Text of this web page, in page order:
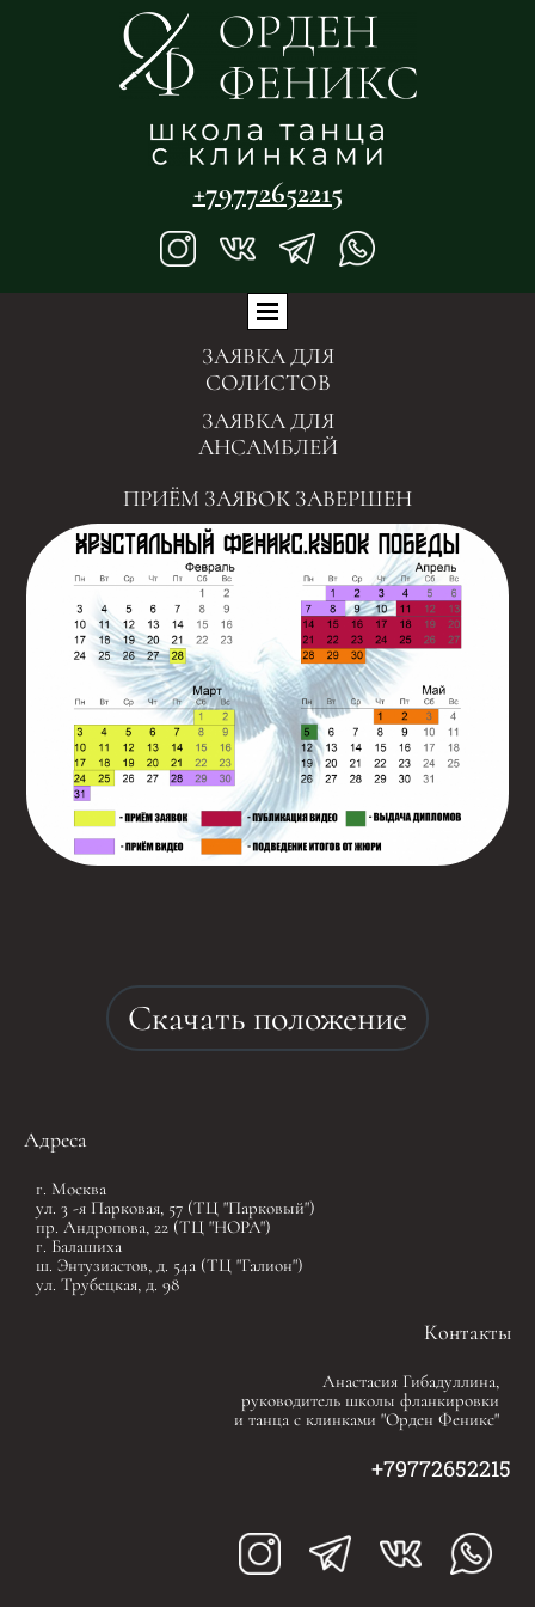
+79772652215
ЗАЯВКА ДЛЯ
СОЛИСТОВ
ЗАЯВКА ДЛЯ
АНСАМБЛЕЙ
ПРИЁМ ЗАЯВОК ЗАВЕРШЕН
Скачать положение
Адреса
г. Москва
ул. 3 -я Парковая, 57 (ТЦ "Парковый")
пр. Андропова, 22 (ТЦ "НОРА")
г. Балашиха
ш. Энтузиастов, д. 54а (ТЦ "Галион")
ул. Трубецкая, д. 98
Контакты
Анастасия Гибадуллина,
руководитель школы фланкировки
и танца с клинками "Орден Феникс"
+79772652215